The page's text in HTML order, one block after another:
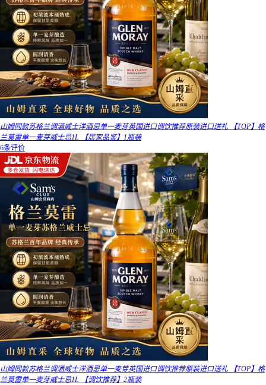
山姆同款苏格兰调酒威士洋酒忌单一麦芽英国进口调饮推荐原装进口送礼 【TOP】格
兰莫雷单一麦芽威士忌1L 【居家品鉴】1瓶装
6条评价
山姆同款苏格兰调酒威士洋酒忌单一麦芽英国进口调饮推荐原装进口送礼 【TOP】格
兰莫雷单一麦芽威士忌1L 【调饮推荐】2瓶装